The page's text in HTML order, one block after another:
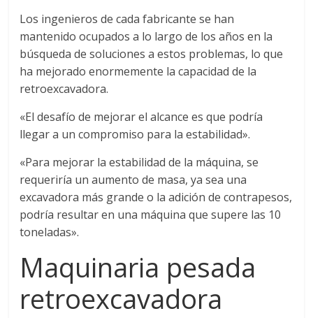
Los ingenieros de cada fabricante se han
mantenido ocupados a lo largo de los años en la
búsqueda de soluciones a estos problemas, lo que
ha mejorado enormemente la capacidad de la
retroexcavadora.
«El desafío de mejorar el alcance es que podría
llegar a un compromiso para la estabilidad».
«Para mejorar la estabilidad de la máquina, se
requeriría un aumento de masa, ya sea una
excavadora más grande o la adición de contrapesos,
podría resultar en una máquina que supere las 10
toneladas».
Maquinaria pesada
retroexcavadora